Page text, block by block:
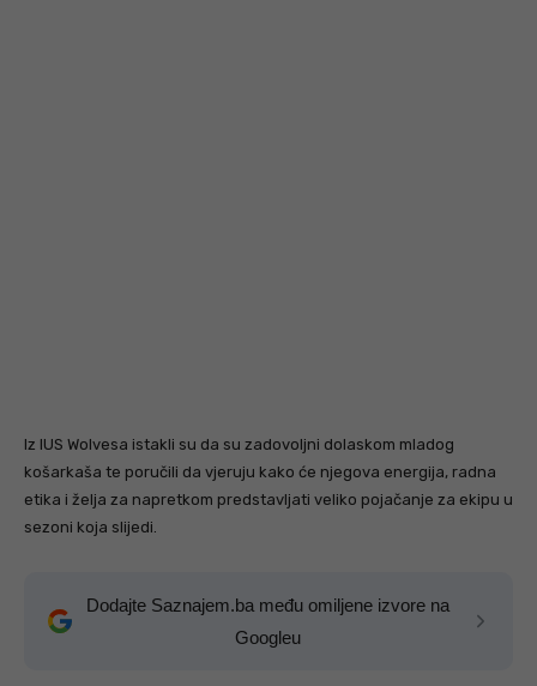
Iz IUS Wolvesa istakli su da su zadovoljni dolaskom mladog
košarkaša te poručili da vjeruju kako će njegova energija, radna
etika i želja za napretkom predstavljati veliko pojačanje za ekipu u
sezoni koja slijedi.
Dodajte Saznajem.ba među omiljene izvore na
Googleu